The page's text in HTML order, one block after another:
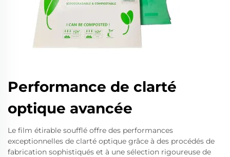
Performance de clarté
optique avancée
Le film étirable soufflé offre des performances
exceptionnelles de clarté optique grâce à des procédés de
fabrication sophistiqués et à une sélection rigoureuse de